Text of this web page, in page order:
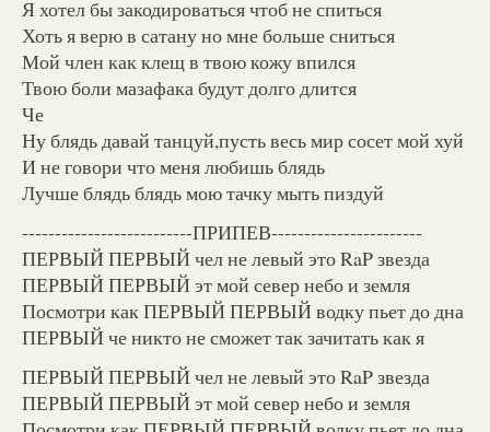
Я хотел бы закодироваться чтоб не спиться
Хоть я верю в сатану но мне больше сниться
Мой член как клещ в твою кожу впился
Твою боли мазафака будут долго длится
Че
Ну блядь давай танцуй,пусть весь мир сосет мой хуй
И не говори что меня любишь блядь
Лучше блядь блядь мою тачку мыть пиздуй
--------------------------ПРИПЕВ-----------------------
ПЕРВЫЙ ПЕРВЫЙ чел не левый это RaP звезда
ПЕРВЫЙ ПЕРВЫЙ эт мой север небо и земля
Посмотри как ПЕРВЫЙ ПЕРВЫЙ водку пьет до дна
ПЕРВЫЙ че никто не сможет так зачитать как я
ПЕРВЫЙ ПЕРВЫЙ чел не левый это RaP звезда
ПЕРВЫЙ ПЕРВЫЙ эт мой север небо и земля